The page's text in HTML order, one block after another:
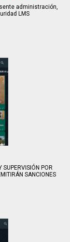
administración,
LMS
SUPERVISIÓN POR
SANCIONES